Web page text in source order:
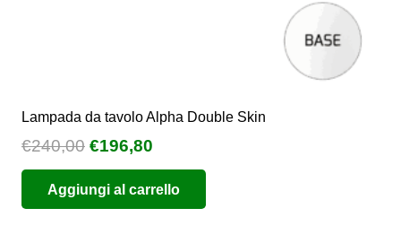
Lampada da tavolo Alpha Double Skin
€240,00 Il
prezzo
originale
era:
€196,80
prezzo
attuale
è:
Aggiungi al carrello